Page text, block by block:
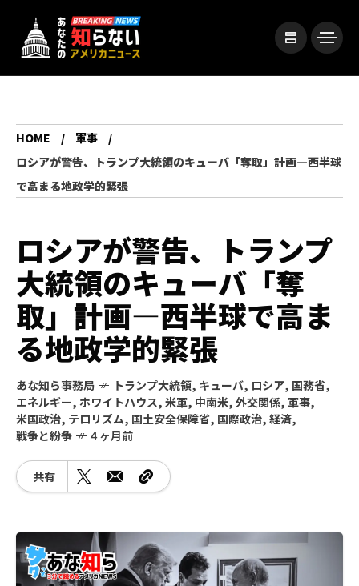
HOME
軍事
ロシアが警告、トランプ大統領のキューバ「奪取」計画―西半球
で高まる地政学的緊張
ロシアが警告、トランプ
大統領のキューバ「奪
取」計画―西半球で高ま
る地政学的緊張
あな知ら事務局 トランプ大統領, キューバ, ロシア, 国務省,
エネルギー, ホワイトハウス, 米軍, 中南米, 外交関係, 軍事,
米国政治, テロリズム, 国土安全保障省, 国際政治, 経済,
戦争と紛争
4 ヶ月前
共有